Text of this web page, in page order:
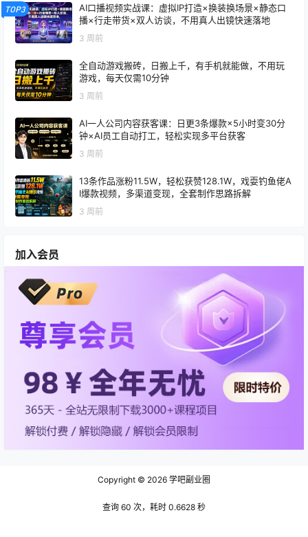
TOP3
AI口播视频实战课：虚拟IP打造×换装换场景×静态口
播×行走带货×双人访谈，不用真人出镜快速落地
3 周前
全自动游戏搬砖，日搬上千，有手机就能做，不用玩
游戏，每天仅需10分钟
3 周前
AI一人公司内容获客课：日更3条爆款×5小时变30分
钟×AI员工自动打工，轻松实现多平台获客
3 周前
13条作品涨粉11.5W，轻松获赞128.1W，戏耍钓鱼佬A
I爆款视频，多渠道变现，全套制作思路拆解
3 周前
加入会员
Copyright © 2026 学吧副业圈
查询 60 次，耗时 0.6628 秒